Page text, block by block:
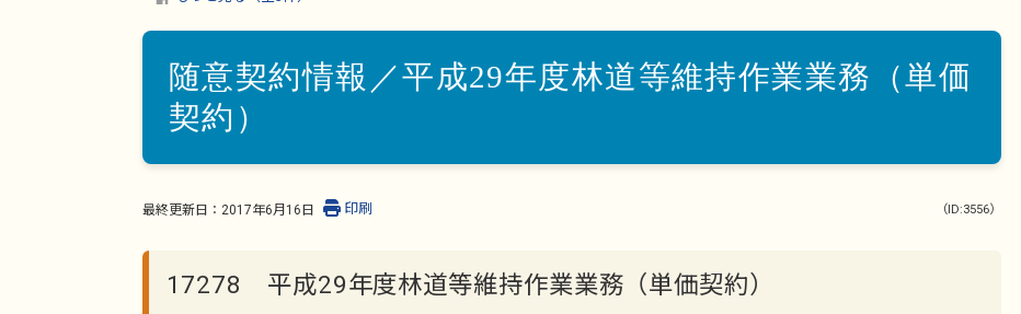
随意契約情報／平成29年度林道等維持作業業務（単価
契約）
最終更新日： 2017年6月16日 （ID:3556）
印刷
17278 平成29年度林道等維持作業業務（単価契約）